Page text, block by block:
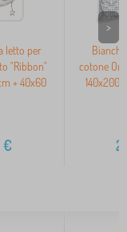
letto per
"Ribbon"
+ 40x60
€
cotone
140x200
>